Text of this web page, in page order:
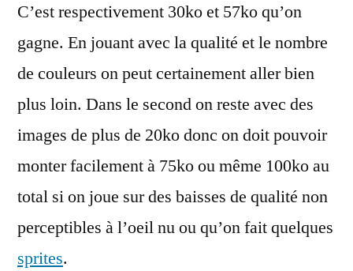
C’est respectivement 30ko et 57ko qu’on
gagne. En jouant avec la qualité et le nombre
de couleurs on peut certainement aller bien
plus loin. Dans le second on reste avec des
images de plus de 20ko donc on doit pouvoir
monter facilement à 75ko ou même 100ko au
total si on joue sur des baisses de qualité non
perceptibles à l’oeil nu ou qu’on fait quelques
sprites.